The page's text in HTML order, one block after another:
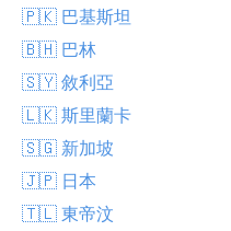
🇵🇰 巴基斯坦
🇧🇭 巴林
🇸🇾 敘利亞
🇱🇰 斯里蘭卡
🇸🇬 新加坡
🇯🇵 日本
🇹🇱 東帝汶